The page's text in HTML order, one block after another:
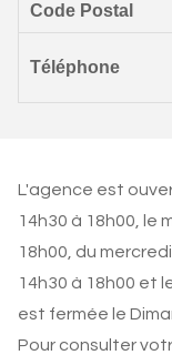
Code Postal
Téléphone
L'agence est
14h30 à 18h00, le
18h00, du
14h30 à 18h00 et
est fermée le
Pour consulter